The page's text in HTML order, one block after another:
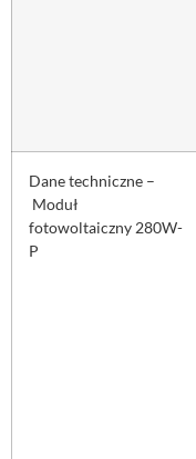
Dane techniczne –
Moduł
fotowoltaiczny 280W-
P